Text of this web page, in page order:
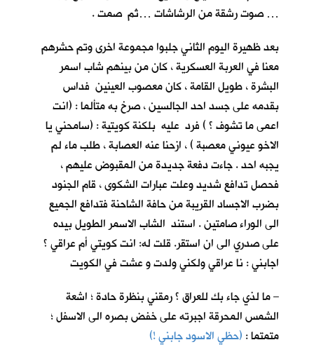
… صوت رشقة من الرشاشات …ثم صمت .
بعد ظهيرة اليوم الثاني جلبوا مجموعة اخرى وتم حشرهم
معنا في العربة العسكرية ، كان من بينهم شاب اسمر
البشرة ، طويل القامة ، كان معصوب العينين فداس
بقدمه على جسد احد الجالسين ، صرخ به متألما : (انت
اعمى ما تشوف ؟ ) فرد عليه بلكنة كويتية : (سامحني يا
الاخو عيوني معصبة ) ، ازحنا عنه العصابة ، طلب ماء لم
يجبه احد . جاءت دفعة جديدة من المقبوض عليهم ،
فحصل تدافع شديد وعلت عبارات الشكوى ، قام الجنود
بضرب الاجساد القريبة من حافة الشاحنة فتدافع الجميع
الى الوراء صامتين . استند الشاب الاسمر الطويل بيده
على صدري الى ان استقر. قلت له: انت كويتي أم عراقي ؟
اجابني : نا عراقي ولكني ولدت و عشت في الكويت
– ما لذي جاء بك للعراق ؟ رمقني بنظرة حادة ؛ اشعة
الشمس المحرقة اجبرته على خفض بصره الى الاسفل ؛
متمتما : (حظي الاسود جابني !)